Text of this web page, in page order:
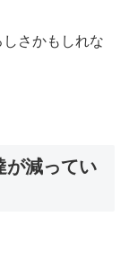
さかもしれな
が減ってい